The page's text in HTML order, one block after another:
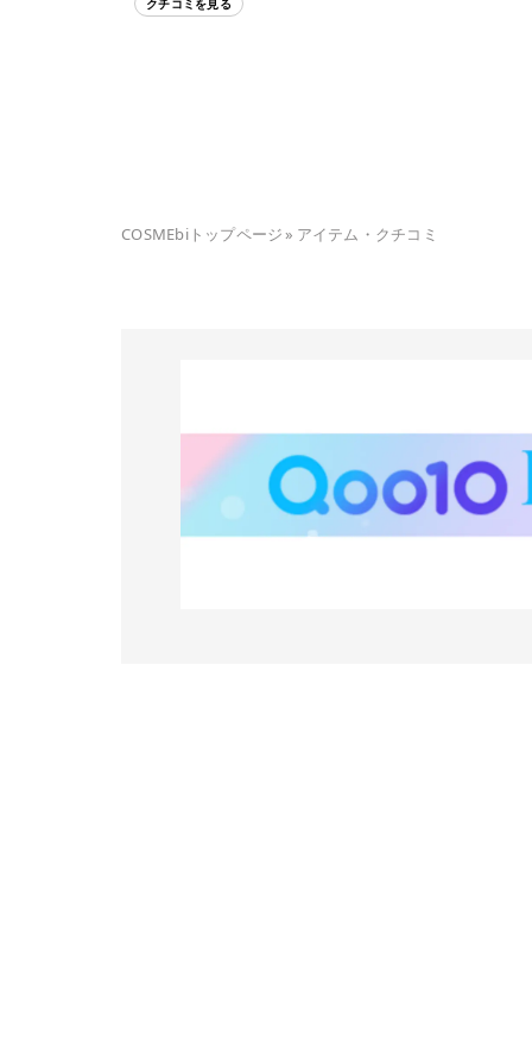
COSMEbiトップページ» アイテム・クチコミ